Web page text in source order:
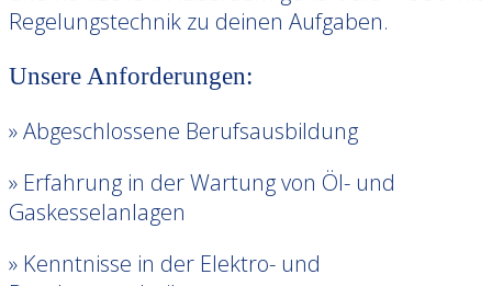
Regelungstechnik zu deinen Aufgaben.
Unsere Anforderungen:
» Abgeschlossene Berufsausbildung
» Erfahrung in der Wartung von Öl- und
Gaskesselanlagen
» Kenntnisse in der Elektro- und